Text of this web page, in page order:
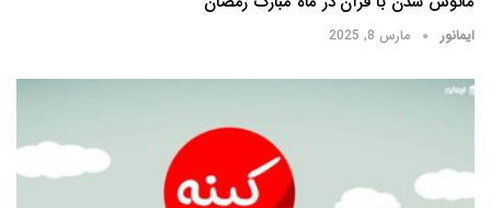
ایمانور مارس 8, 2025